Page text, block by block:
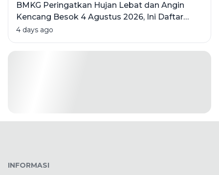
BMKG Peringatkan Hujan Lebat dan Angin
Kencang Besok 4 Agustus 2026, Ini Daftar
Wilayahnya
4 days ago
INFORMASI